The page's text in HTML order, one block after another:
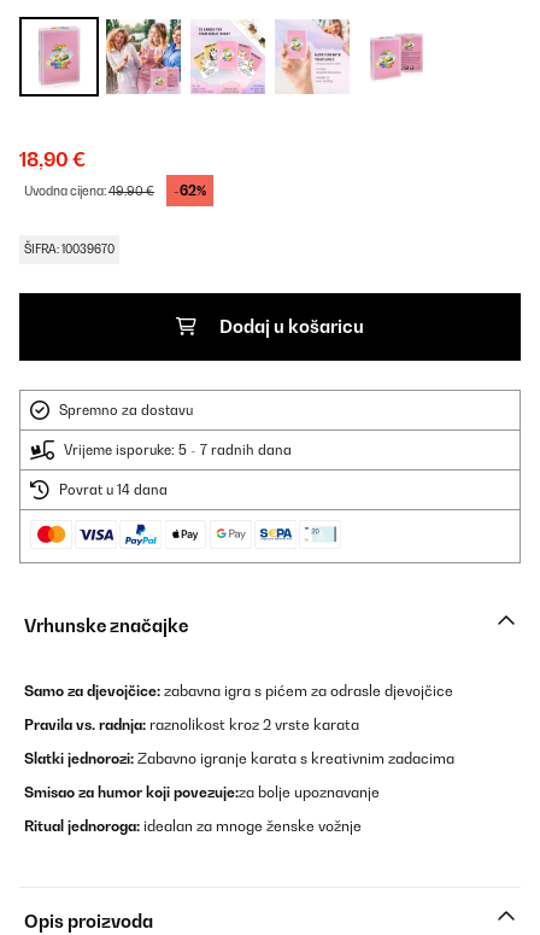
18,90 €
Uvodna cijena:49,90 € -62%
ŠIFRA: 10039670
Dodaj u košaricu
Spremno za dostavu
Vrijeme isporuke: 5 - 7 radnih dana
Povrat u 14 dana
Vrhunske značajke
Samo za djevojčice: zabavna igra s pićem za odrasle djevojčice
Pravila vs. radnja: raznolikost kroz 2 vrste karata
Slatki jednorozi: Zabavno igranje karata s kreativnim zadacima
Smisao za humor koji povezuje:za bolje upoznavanje
Ritual jednoroga: idealan za mnoge ženske vožnje
Opis proizvoda